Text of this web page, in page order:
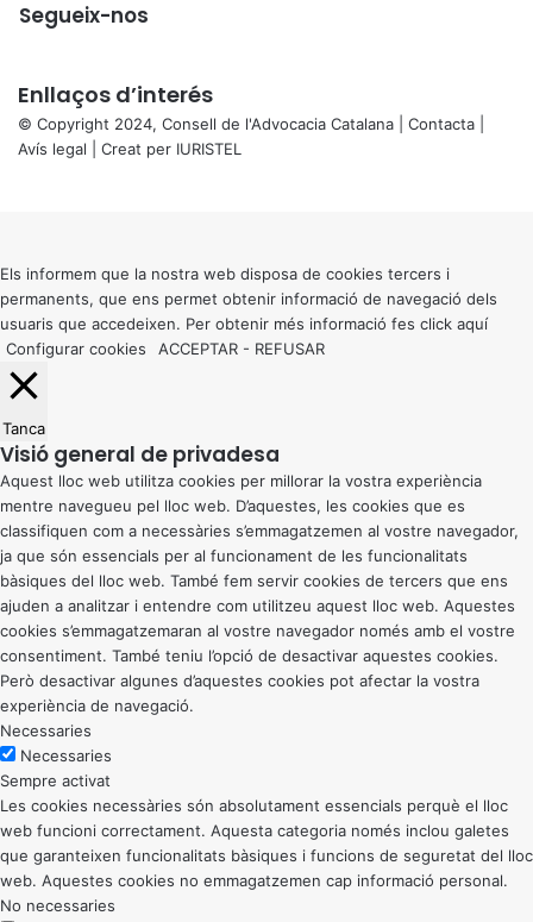
Segueix-nos
Enllaços d’interés
© Copyright 2024, Consell de l'Advocacia Catalana | Contacta
Avís legal | Creat per IURISTEL
button
Els informem que la nostra web disposa de cookies tercers i
permanents, que ens permet obtenir informació de navegació dels
usuaris que accedeixen. Per obtenir més informació fes click aquí
Configurar cookies
ACCEPTAR - REFUSAR
Tanca
Visió general de privadesa
Aquest lloc web utilitza cookies per millorar la vostra experiència
mentre navegueu pel lloc web. D’aquestes, les cookies que es
classifiquen com a necessàries s’emmagatzemen al vostre navegador,
ja que són essencials per al funcionament de les funcionalitats
bàsiques del lloc web. També fem servir cookies de tercers que ens
ajuden a analitzar i entendre com utilitzeu aquest lloc web. Aquestes
cookies s’emmagatzemaran al vostre navegador només amb el vostre
consentiment. També teniu l’opció de desactivar aquestes cookies.
Però desactivar algunes d’aquestes cookies pot afectar la vostra
experiència de navegació.
Necessaries
Necessaries
Sempre activat
Les cookies necessàries són absolutament essencials perquè el lloc
web funcioni correctament. Aquesta categoria només inclou galetes
que garanteixen funcionalitats bàsiques i funcions de seguretat del lloc
web. Aquestes cookies no emmagatzemen cap informació personal.
No necessaries